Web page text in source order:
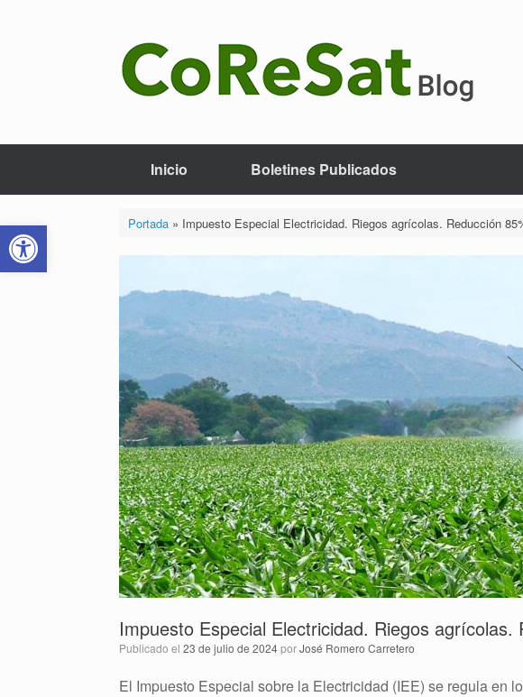
Abrir barra de herramientas
Inicio Boletines Publicados
Portada» Impuesto Especial Electricidad. Riegos agrícolas. Reducción
Impuesto Especial Electricidad. Riegos agrícolas.
Publicado el 23 de julio de 2024porJosé Romero Carretero
El Impuesto Especial sobre la Electricidad (IEE) se regula en